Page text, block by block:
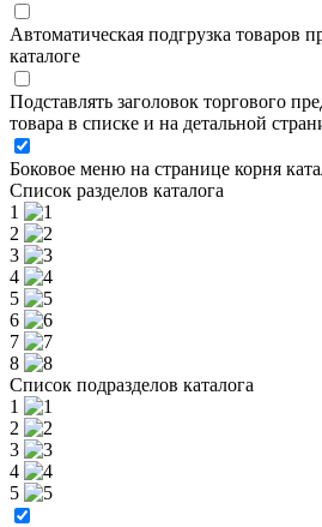
Автоматическая подгрузка товаров
каталоге
Подставлять заголовок торгового
товара в списке и на детальной
Боковое меню на странице корня
Список разделов каталога
1
2
3
4
5
6
7
8
Список подразделов каталога
1
2
3
4
5